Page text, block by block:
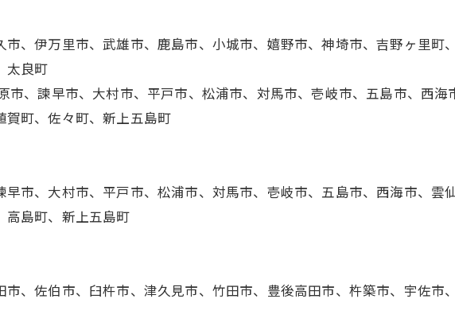
、伊万里市、武雄市、鹿島市、小城市、嬉野市、神埼市、吉野ヶ里町
太良町
市、諫早市、大村市、平戸市、松浦市、対馬市、壱岐市、五島市、西
町、佐々町、新上五島町
市、大村市、平戸市、松浦市、対馬市、壱岐市、五島市、西海市、雲
高島町、新上五島町
、佐伯市、臼杵市、津久見市、竹田市、豊後高田市、杵築市、宇佐市